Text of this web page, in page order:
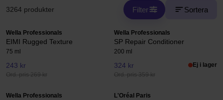
3264 produkter Filter Sortera
Wella Professionals
EIMI Rugged Texture
75 ml
243 kr
Ord. pris 269 kr
Wella Professionals
SP Repair Conditioner
200 ml
324 kr
Ord. pris 359 kr
Ej i lager
Wella Professionals L'Oréal Paris